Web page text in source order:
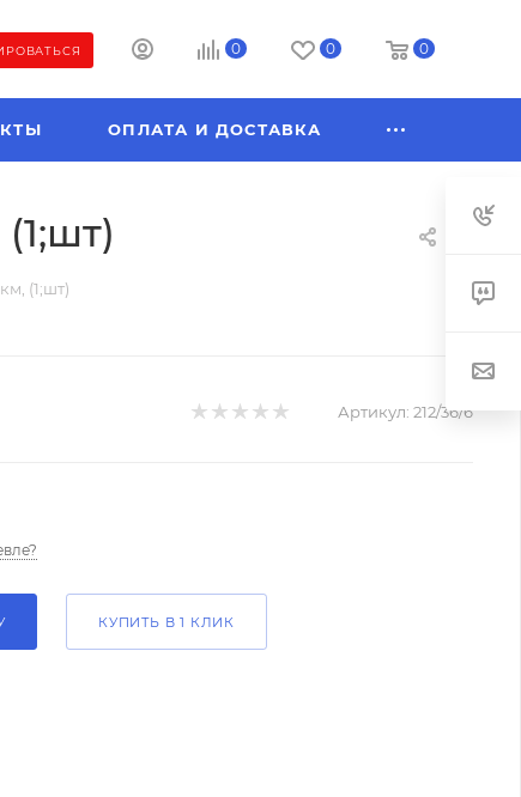
0 0 0
ОПЛАТА И ДОСТАВКА
(1;шт)
Артикул: 212/36/6
КУПИТЬ В 1 КЛИК